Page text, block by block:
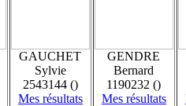
GAUCHET
Sylvie
2543144 ()
Mes résultats
GENDRE
Bernard
1190232 ()
Mes résultats